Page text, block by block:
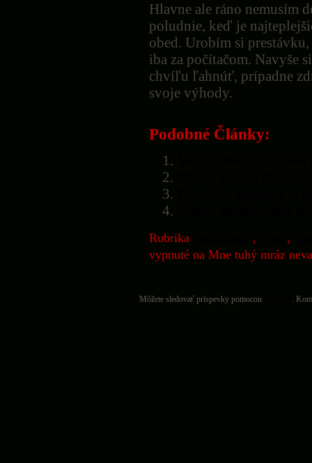
Hlavne ale ráno nemusím
poludnie, keď je
obed. Urobím si
iba za počítačom. Navyše
chvíľu ľahnúť, prípadne
svoje výhody.
Podobné Články:
Rubrika , ,
vypnuté na Mne tuhý mráz
Môžete sledovať príspevky pomocou .